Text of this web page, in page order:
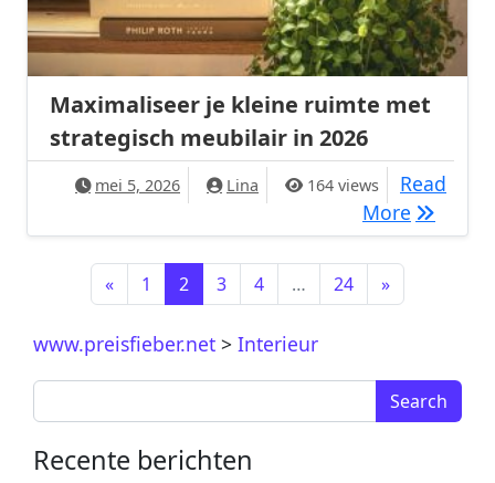
Maximaliseer je kleine ruimte met
strategisch meubilair in 2026
mei 5, 2026 Lina 164 views
Read
More
Berichtnavigatie
« 1 2 3 4 … 24 »
www.preisfieber.net > Interieur
Search for:
Recente berichten